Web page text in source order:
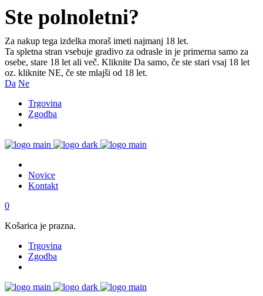
Ste polnoletni?
Za nakup tega izdelka moraš imeti najmanj 18 let.
Ta spletna stran vsebuje gradivo za odrasle in je primerna samo za
osebe, stare 18 let ali več. Kliknite Da samo, če ste stari vsaj 18 let
oz. kliknite NE, če ste mlajši od 18 let.
Da Ne
Trgovina
Zgodba
Novice
Kontakt
0
Košarica je prazna.
Trgovina
Zgodba